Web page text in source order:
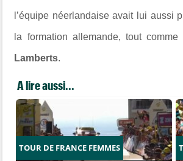
l’équipe néerlandaise avait lui aussi
la formation allemande, tout comme
Lamberts.
A lire aussi...
TOUR DE FRANCE FEMMES